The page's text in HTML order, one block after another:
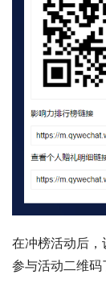
在冲榜活动后
参与活动二维码